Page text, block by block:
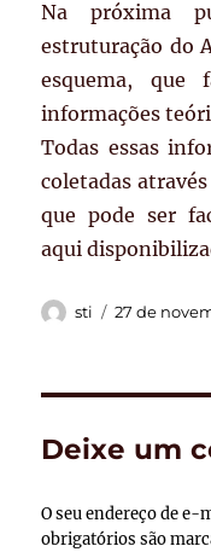
Na próxima
estruturação do
esquema, que
informações
Todas essas
coletadas
que pode ser
aqui
Autor
sti
Publicado
27 de
Deixe um
O seu endereço de e-
obrigatórios são